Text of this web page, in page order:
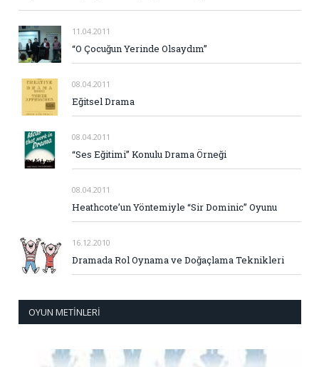
11.04.2011
“O Çocuğun Yerinde Olsaydım”
08.04.2011
Eğitsel Drama
08.04.2011
“Ses Eğitimi” Konulu Drama Örneği
08.04.2011
Heathcote’un Yöntemiyle “Sir Dominic” Oyunu
16.12.2010
Dramada Rol Oynama ve Doğaçlama Teknikleri
OYUN METINLERI